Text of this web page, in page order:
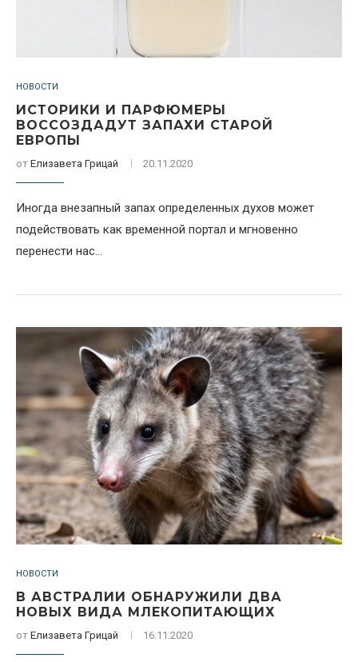
НОВОСТИ
ИСТОРИКИ И ПАРФЮМЕРЫ
ВОССОЗДАДУТ ЗАПАХИ СТАРОЙ
ЕВРОПЫ
от Елизавета Грицай 20.11.2020
Иногда внезапный запах определенных духов может
подействовать как временной портал и мгновенно
перенести нас...
НОВОСТИ
В АВСТРАЛИИ ОБНАРУЖИЛИ ДВА
НОВЫХ ВИДА МЛЕКОПИТАЮЩИХ
от Елизавета Грицай 16.11.2020